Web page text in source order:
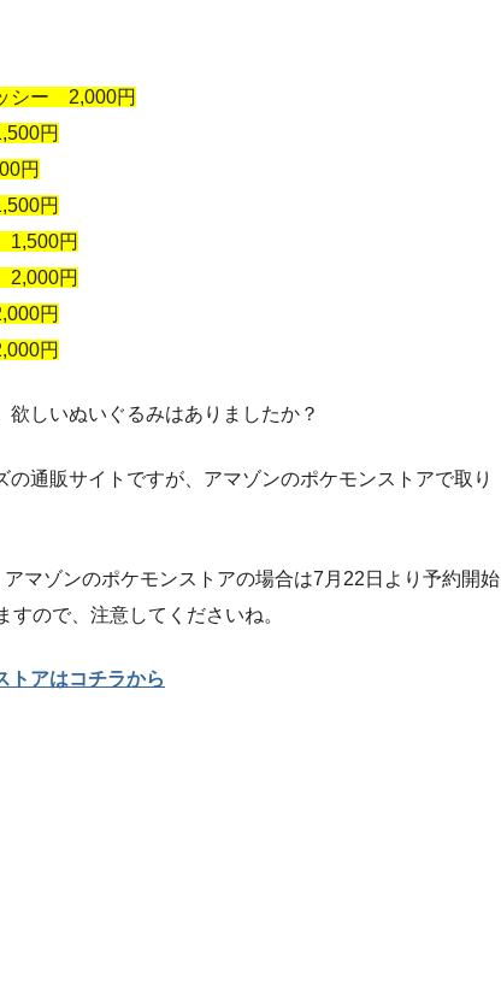
シー 2,000円
円
円
円
円
円
円
円
欲しいぬいぐるみはありましたか？
の通販サイトですが、アマゾンのポケモンストアで取り
マゾンのポケモンストアの場合は7月22日より予約開始
すので、注意してくださいね。
トアはコチラから